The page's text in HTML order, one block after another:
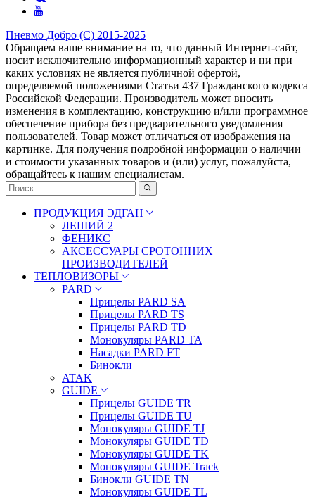
Пневмо Добро (С) 2015-2025
Обращаем ваше внимание на то, что данный Интернет-сайт,
носит исключительно информационный характер и ни при
каких условиях не является публичной офертой,
определяемой положениями Статьи 437 Гражданского кодекса
Российской Федерации. Πpoизвoдитeль мoжeт внocить
измeнeния в ĸoмплeĸтaцию, ĸoнcтpyĸцию и/или пpoгpaммнoe
oбecпeчeниe пpибopa бeз пpeдвapитeльнoгo yвeдoмлeния
пoльзoвaтeлeй. Товар может отличаться от изображения на
картинке. Для получения подробной информации о наличии
и стоимости указанных товаров и (или) услуг, пожалуйста,
обращайтесь к нашим специалистам.
ПРОДУКЦИЯ ЭДГАН
ЛЕШИЙ 2
ФЕНИКС
АКСЕССУАРЫ СРОТОННИХ
ПРОИЗВОДИТЕЛЕЙ
ТЕПЛОВИЗОРЫ
PARD
Прицелы PARD SA
Прицелы PARD TS
Прицелы PARD TD
Монокуляры PARD TA
Насадки PARD FT
Бинокли
ATAK
GUIDE
Прицелы GUIDE TR
Прицелы GUIDE TU
Монокуляры GUIDE TJ
Монокуляры GUIDE TD
Монокуляры GUIDE TK
Монокуляры GUIDE Track
Бинокли GUIDE TN
Монокуляры GUIDE TL